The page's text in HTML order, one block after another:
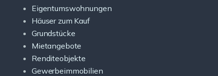
Eigentumswohnungen
Häuser zum Kauf
Grundstücke
Mietangebote
Renditeobjekte
Gewerbeimmobilien